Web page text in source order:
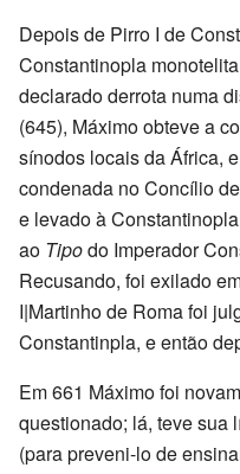
Depois de Pirro I de
Constantinopla
declarado derrota numa
(645), Máximo obteve a
sínodos locais da África,
condenada no Concílio
e levado à
ao Tipodo Imperador
Recusando, foi exilado
I|Martinho de Roma foi
Constantinpla, e então
Em 661 Máximo foi
questionado; lá, teve sua
(para preveni-lo de